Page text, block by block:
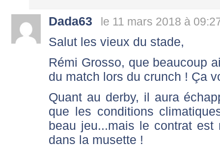
Dada63 le 11 mars 2018 à
Salut les vieux du stade,
Rémi Grosso, que beaucoup
du match lors du crunch ! Ça
Quant au derby, il aura
que les conditions
beau jeu...mais le contrat
dans la musette !